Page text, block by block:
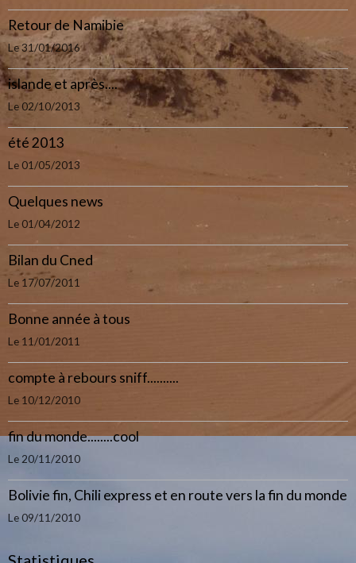
Retour de Namibie
Le 31/01/2016
islande et après....
Le 02/10/2013
été 2013
Le 01/05/2013
Quelques news
Le 01/04/2012
Bilan du Cned
Le 17/07/2011
Bonne année à tous
Le 11/01/2011
compte à rebours sniff..........
Le 10/12/2010
fin du monde........cool
Le 20/11/2010
Bolivie fin, Chili express et en route vers la fin du monde
Le 09/11/2010